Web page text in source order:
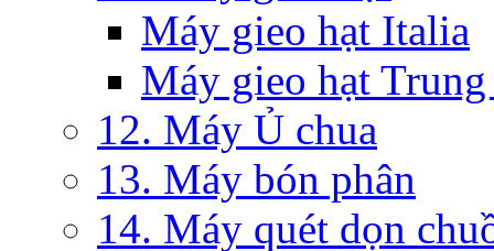
Máy gieo hạt Italia
Máy gieo hạt
12. Máy Ủ chua
13. Máy bón phân
14. Máy quét dọn